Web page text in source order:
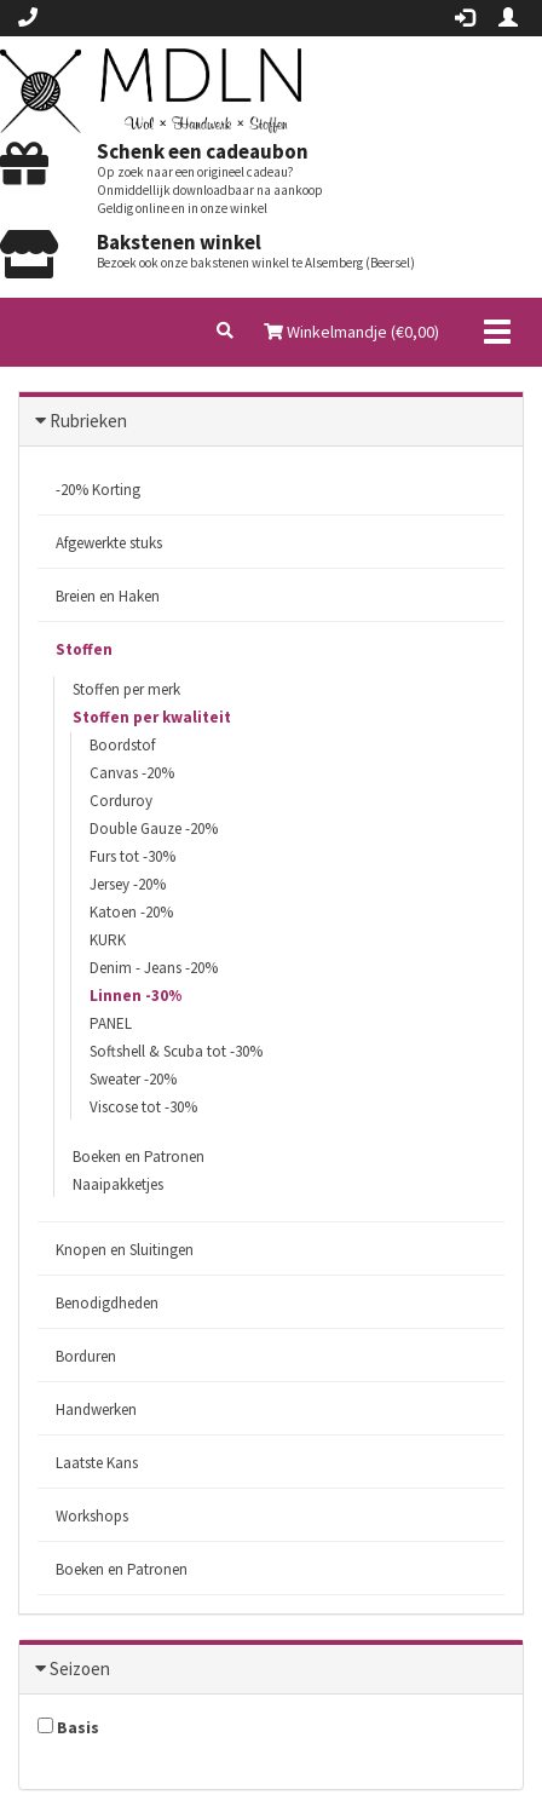
Schenk een cadeaubon
Op zoek naar een origineel cadeau?
Onmiddellijk downloadbaar na aankoop
Geldig online en in onze winkel
Bakstenen winkel
Bezoek ook onze bakstenen winkel te Alsemberg (Beersel)
Winkelmandje (€0,00)
Rubrieken
-20% Korting
Afgewerkte stuks
Breien en Haken
Stoffen
Stoffen per merk
Stoffen per kwaliteit
Boordstof
Canvas -20%
Corduroy
Double Gauze -20%
Furs tot -30%
Jersey -20%
Katoen -20%
KURK
Denim - Jeans -20%
Linnen -30%
PANEL
Softshell & Scuba tot -30%
Sweater -20%
Viscose tot -30%
Boeken en Patronen
Naaipakketjes
Knopen en Sluitingen
Benodigdheden
Borduren
Handwerken
Laatste Kans
Workshops
Boeken en Patronen
Seizoen
Basis